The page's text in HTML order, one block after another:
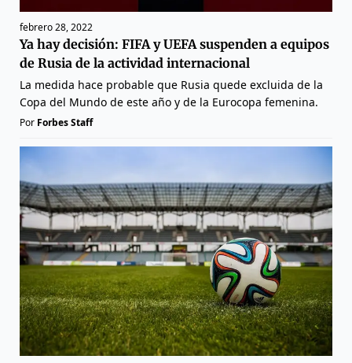
febrero 28, 2022
Ya hay decisión: FIFA y UEFA suspenden a equipos
de Rusia de la actividad internacional
La medida hace probable que Rusia quede excluida de la
Copa del Mundo de este año y de la Eurocopa femenina.
Por Forbes Staff